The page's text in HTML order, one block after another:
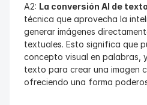
A2: La conversión AI de
técnica que aprovecha la
generar imágenes
textuales. Esto significa que
concepto visual en palabras,
texto para crear una imagen
ofreciendo una forma